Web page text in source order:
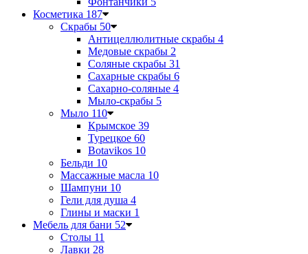
Косметика 187
Скрабы 50
Антицеллюлитные скрабы 4
Медовые скрабы 2
Соляные скрабы 31
Сахарные скрабы 6
Сахарно-соляные 4
Мыло-скрабы 5
Мыло 110
Крымское 39
Турецкое 60
Botavikos 10
Бельди 10
Массажные масла 10
Шампуни 10
Гели для душа 4
Глины и маски 1
Мебель для бани 52
Столы 11
Лавки 28